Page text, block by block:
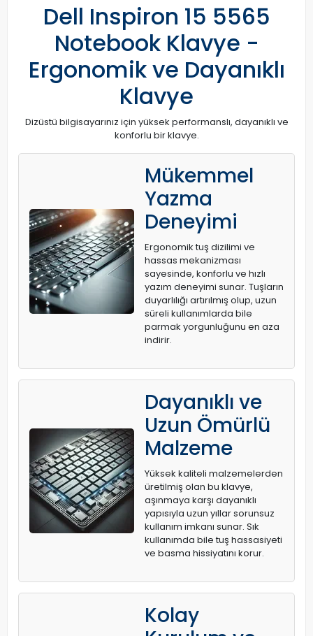
Dell Inspiron 15 5565
Notebook Klavye -
Ergonomik ve Dayanıklı
Klavye
Dizüstü bilgisayarınız için yüksek performanslı, dayanıklı ve
konforlu bir klavye.
Mükemmel
Yazma
Deneyimi
Ergonomik tuş dizilimi ve
hassas mekanizması
sayesinde, konforlu ve hızlı
yazım deneyimi sunar. Tuşların
duyarlılığı artırılmış olup, uzun
süreli kullanımlarda bile
parmak yorgunluğunu en aza
indirir.
Dayanıklı ve
Uzun Ömürlü
Malzeme
Yüksek kaliteli malzemelerden
üretilmiş olan bu klavye,
aşınmaya karşı dayanıklı
yapısıyla uzun yıllar sorunsuz
kullanım imkanı sunar. Sık
kullanımda bile tuş hassasiyeti
ve basma hissiyatını korur.
Kolay